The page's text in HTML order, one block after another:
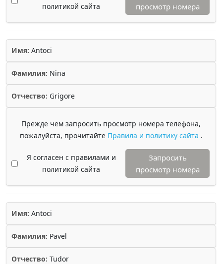
политикой сайта
просмотр номера
Имя: Antoci
Фамилия: Nina
Отчество: Grigore
Прежде чем запросить просмотр номера телефона,
пожалуйста, прочитайте Правила и политику сайта .
Я согласен с правилами и
политикой сайта
Запросить
просмотр номера
Имя: Antoci
Фамилия: Pavel
Отчество: Tudor